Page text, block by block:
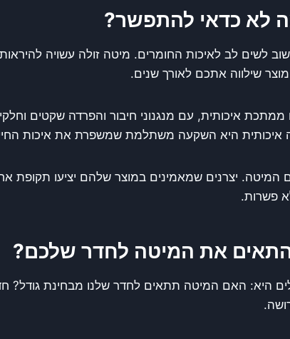
לא כדאי להתפשר?
לשים לב לאיכות החומרים. מיטה זולה עשויה
שילווה אתכם לאורך שנים.
איכותית, עם מנגנוני חיבור והפרדה שקטים
איכותית היא השקעה משתלמת שמשפרת את איכות
המיטה. יצרנים שמאמינים במוצר שלהם יציעו
פשרות.
את המיטה לחדר שלכם?
היא: האם המיטה תתאים לחדר שלנו מבחינת גודל?